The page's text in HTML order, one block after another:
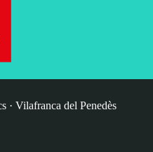
· Vilafranca del Penedès